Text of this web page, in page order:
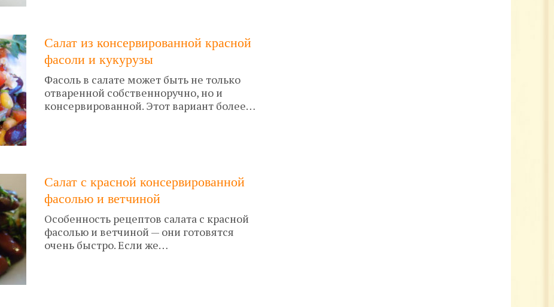
Салат из консервированной красной
фасоли и кукурузы
Фасоль в салате может быть не только
отваренной собственноручно, но и
консервированной. Этот вариант более…
Салат с красной консервированной
фасолью и ветчиной
Особенность рецептов салата с красной
фасолью и ветчиной — они готовятся
очень быстро. Если же…